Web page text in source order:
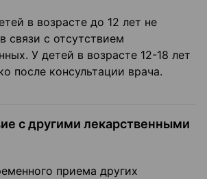
в возрасте до 12 лет не
связи с отсутствием
У детей в возрасте 12-18 лет
после консультации врача.
с другими лекарственными
приема других